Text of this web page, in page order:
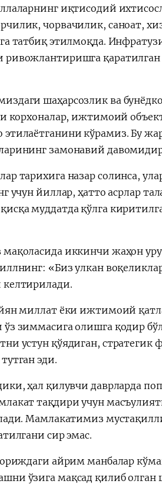
иқтисодий
чорвачилик, саноат,
татбиқ этилмоқда.
қаратилган
шаҳарсозлик ва
корхоналар, ижтимоий
кўрамиз. Бу
замонавий
тарихига назар солинса,
учун йиллар, ҳатто асрлар
муддатда қўлга
мақоласида иккинчи жаҳон
«Биз улкан
миллат ёки ижтимоий
зиммасига олишга қодир
устун қўядиган,
эди.
ҳал қилувчи даврларда
тақдири учун
Мамлакатимиз
сир эмас.
айрим манбалар
ўзига мақсад қилиб олган